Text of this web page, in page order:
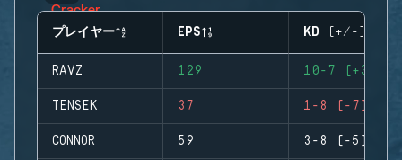
プレイヤー EPS KD (+/-)
RAVZ 129 10-7 (+3)
TENSEK 37 1-8 (-7)
CONNOR 59 3-8 (-5)